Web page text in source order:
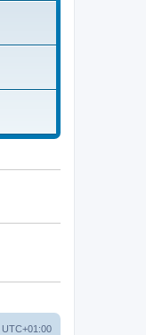
UTC+01:00